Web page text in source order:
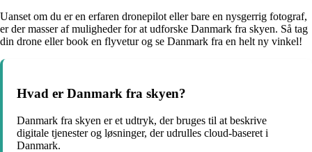
Uanset om du er en erfaren dronepilot eller bare en nysgerrig fotograf,
er der masser af muligheder for at udforske Danmark fra skyen. Så tag
din drone eller book en flyvetur og se Danmark fra en helt ny vinkel!
Hvad er Danmark fra skyen?
Danmark fra skyen er et udtryk, der bruges til at beskrive
digitale tjenester og løsninger, der udrulles cloud-baseret i
Danmark.